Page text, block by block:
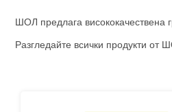
ШОЛ предлага висококачествена
Разгледайте всички продукти от